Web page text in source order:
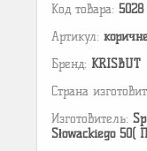
Код товара: 5028
Артикул:
Бренд: KRISBUT
Страна
Изготовитель:
Słowackiego 50(